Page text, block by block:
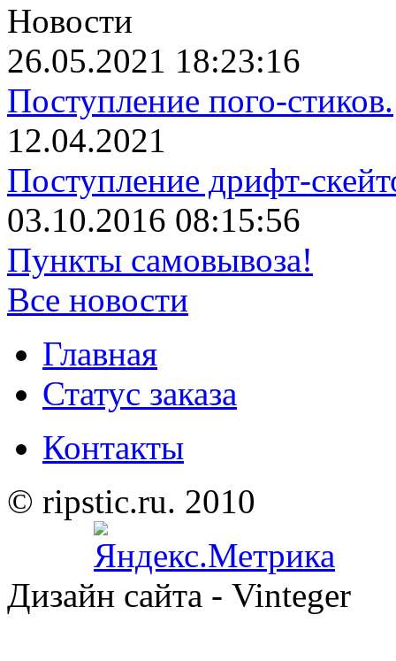
Новости
26.05.2021 18:23:16
Поступление пого-стиков.
12.04.2021
Поступление дрифт-
03.10.2016 08:15:56
Пункты самовывоза!
Все новости
Главная
Статус заказа
Контакты
© ripstic.ru. 2010
Дизайн сайта - Vinteger